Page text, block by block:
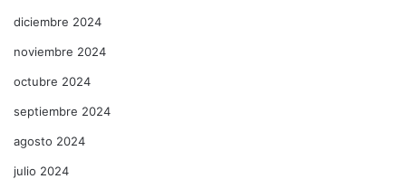
diciembre 2024
noviembre 2024
octubre 2024
septiembre 2024
agosto 2024
julio 2024